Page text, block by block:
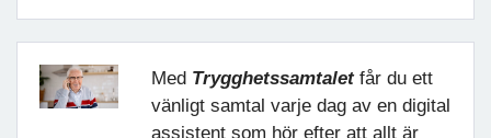
Med Trygghetssamtalet får du ett
vänligt samtal varje dag av en digital
assistent som hör efter att allt är